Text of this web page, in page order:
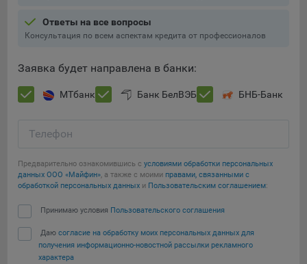
контента. Данные файлы cookie собирают информацию о
выборе пользователя на сайте и его предпочтениях и
выбранном пользователем городе и других местных
настраивать сайт.
Яндекс.Метрика, Google Analytics. Данные файлы cookie
использовал сайты, и позволяют Обществу вносить в них
улучшения.
сайта Общества посещаются чаще всего, помогают
выявлять трудности, возникающие при использовании
сайта, а также позволяют оценить эффективность
рекламы. Благодаря этому у Общества есть возможность
Сохранить мои изменения
Сохранить по умолчанию
Ответы на все вопросы
Консультация по всем аспектам кредита от профессионалов
Заявка будет направлена в банки:
МТбанк Банк БелВЭБ БНБ-Банк
Телефон
Предварительно ознакомившись с условиями обработки персональных
данных ООО «Майфин», а также с моими правами, связанными с
обработкой персональных данных и Пользовательским соглашением:
Принимаю условия Пользовательского соглашения
Даю согласие на обработку моих персональных данных для
получения информационно-новостной рассылки рекламного
характера